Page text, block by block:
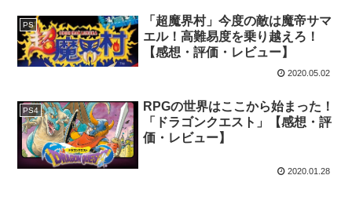
PS
「超魔界村」今度の敵は魔帝サマ
エル！高難易度を乗り越えろ！
【感想・評価・レビュー】
2020.05.02
PS4
RPGの世界はここから始まった！
「ドラゴンクエスト」【感想・評
価・レビュー】
2020.01.28